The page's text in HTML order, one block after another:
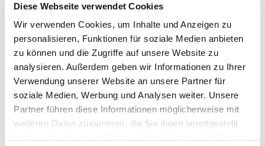
Diese Webseite verwendet Cookies
Wir verwenden Cookies, um Inhalte und Anzeigen zu
personalisieren, Funktionen für soziale Medien anbieten
zu können und die Zugriffe auf unsere Website zu
analysieren. Außerdem geben wir Informationen zu Ihrer
Verwendung unserer Website an unsere Partner für
soziale Medien, Werbung und Analysen weiter. Unsere
Partner führen diese Informationen möglicherweise mit
weiteren Daten zusammen, die Sie ihnen bereitgestellt
Phase Trost zu spenden und Raum für die
Trauerarbeit zu schaffen.
Die Organisation einer Bestattung ist ein sehr
persönlicher Prozess. Heutzutage ist der Bestatter
weit mehr als nur ein Anbieter von Särgen und
Transportdienstleistungen. Wir sehen unsere
Aufgabe darin, einfühlsame Unterstützung und
Begleitung anzubieten, um die Trauernden auf